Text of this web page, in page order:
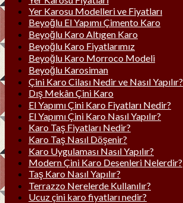
Yer Karosu Modelleri ve Fiyatları
Beyoğlu El Yapımı Çimento Karo
Beyoğlu Karo Altıgen Karo
Beyoğlu Karo Fiyatlarımız
Beyoğlu Karo Morroco Modeli
Beyoğlu Karosiman
Çini Karo Cilası Nedir ve Nasıl Yapılır?
Dış Mekân Çini Karo
El Yapımı Çini Karo Fiyatları Nedir?
El Yapımı Çini Karo Nasıl Yapılır?
Karo Taş Fiyatları Nedir?
Karo Taş Nasıl Döşenir?
Karo Uygulaması Nasıl Yapılır?
Modern Çini Karo Desenleri Nelerdir?
Taş Karo Nasıl Yapılır?
Terrazzo Nerelerde Kullanılır?
Ucuz çini karo fiyatları nedir?